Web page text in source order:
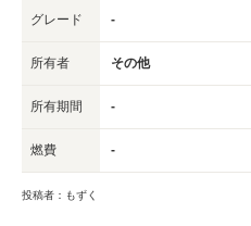
グレード -
所有者 その他
所有期間 -
燃費 -
投稿者：もずく